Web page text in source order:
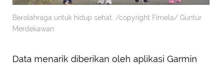
Berolahraga untuk hidup sehat. /copyright Fimela/ Guntur
Merdekawan
Data menarik diberikan oleh aplikasi Garmin